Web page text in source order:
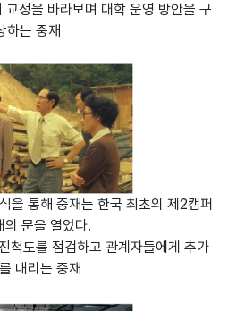
정을 바라보며 대학 운영 방안을 구
하는 중재
통해 중재는 한국 최초의 제2캠퍼
의 문을 열었다.
척도를 점검하고 관계자들에게 추가
내리는 중재